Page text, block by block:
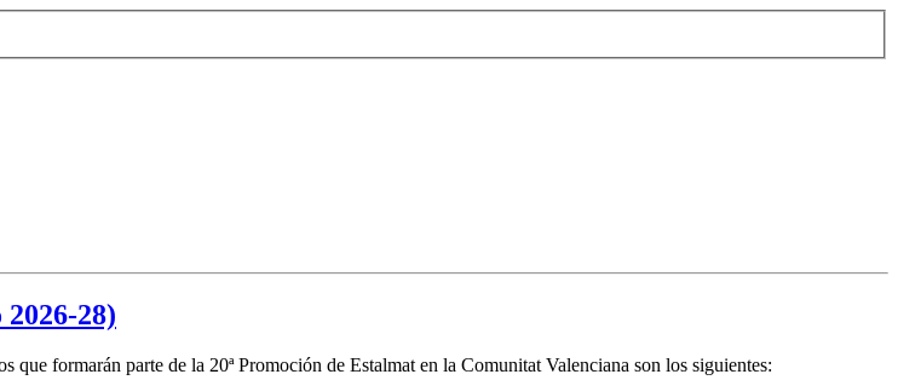
28)
formarán parte de la 20ª Promoción de Estalmat en la Comunitat Valenciana son los siguientes: